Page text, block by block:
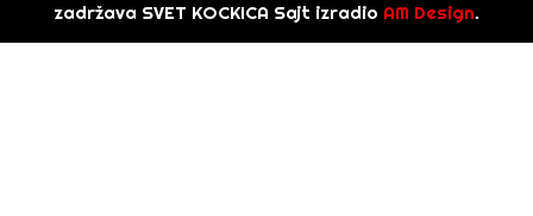
zadržava SVET KOCKICA Sajt izradio AM Design.